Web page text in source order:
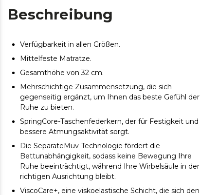
Beschreibung
Verfügbarkeit in allen Größen.
Mittelfeste Matratze.
Gesamthöhe von 32 cm.
Mehrschichtige Zusammensetzung, die sich
gegenseitig ergänzt, um Ihnen das beste Gefühl der
Ruhe zu bieten.
SpringCore-Taschenfederkern, der für Festigkeit und
bessere Atmungsaktivität sorgt.
Die SeparateMuv-Technologie fördert die
Bettunabhängigkeit, sodass keine Bewegung Ihre
Ruhe beeinträchtigt, während Ihre Wirbelsäule in der
richtigen Ausrichtung bleibt.
ViscoCare+, eine viskoelastische Schicht, die sich den